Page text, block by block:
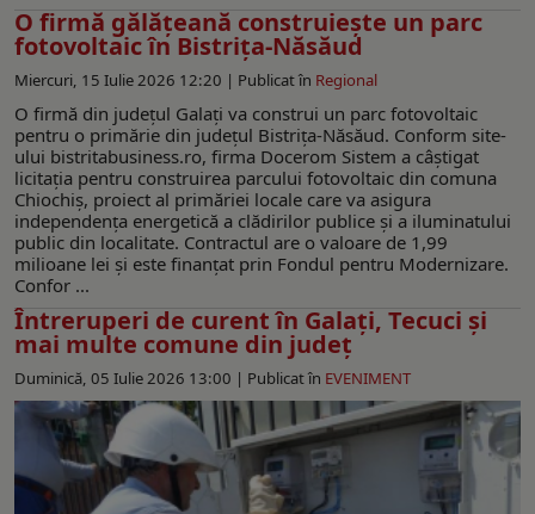
O firmă gălățeană construiește un parc
fotovoltaic în Bistrița-Năsăud
Miercuri, 15 Iulie 2026 12:20 | Publicat în Regional
O firmă din județul Galați va construi un parc fotovoltaic
pentru o primărie din județul Bistrița-Năsăud. Conform site-
ului bistritabusiness.ro, firma Docerom Sistem a câștigat
licitația pentru construirea parcului fotovoltaic din comuna
Chiochiș, proiect al primăriei locale care va asigura
independența energetică a clădirilor publice și a iluminatului
public din localitate. Contractul are o valoare de 1,99
milioane lei și este finanțat prin Fondul pentru Modernizare.
Confor ...
Întreruperi de curent în Galați, Tecuci și
mai multe comune din județ
Duminică, 05 Iulie 2026 13:00 | Publicat în EVENIMENT